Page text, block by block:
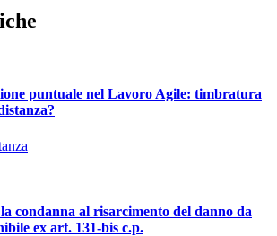
puntuale nel Lavoro Agile: timbratura
condanna al risarcimento del danno da
ex art. 131-bis c.p.